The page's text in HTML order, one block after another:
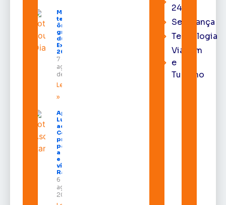
Macapá
terá
ônibus
gratuitos
durante a
Expofeira
2026
7 de
agosto
de 2026
Leia mais
»
Após veto,
Lula envia
ao
Congresso
projeto
para criar
a UNIFRON
e grava
vídeo para
Randolfe
6 de
agosto de
2026
24h
Segurança
Tecnologia
Viagem
e
Turismo